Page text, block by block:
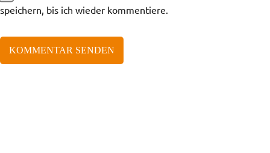
speichern, bis ich wieder kommentiere.